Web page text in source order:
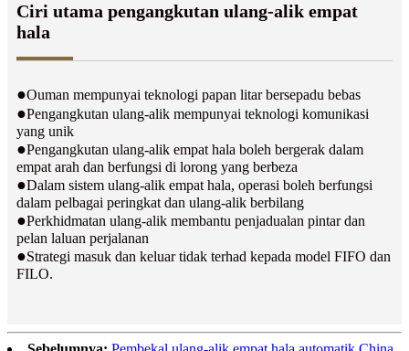
Ciri utama pengangkutan ulang-alik empat
hala
●Ouman mempunyai teknologi papan litar bersepadu bebas
●Pengangkutan ulang-alik mempunyai teknologi komunikasi
yang unik
●Pengangkutan ulang-alik empat hala boleh bergerak dalam
empat arah dan berfungsi di lorong yang berbeza
●Dalam sistem ulang-alik empat hala, operasi boleh berfungsi
dalam pelbagai peringkat dan ulang-alik berbilang
●Perkhidmatan ulang-alik membantu penjadualan pintar dan
pelan laluan perjalanan
●Strategi masuk dan keluar tidak terhad kepada model FIFO dan
FILO.